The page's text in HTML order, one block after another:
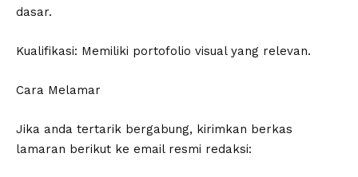
dasar.
Kualifikasi: Memiliki portofolio visual yang relevan.
Cara Melamar
Jika anda tertarik bergabung, kirimkan berkas
lamaran berikut ke email resmi redaksi: